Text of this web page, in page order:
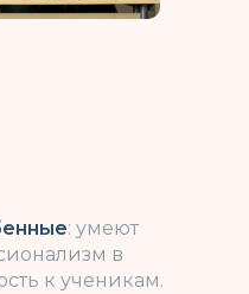
: умеют
в
к ученикам.